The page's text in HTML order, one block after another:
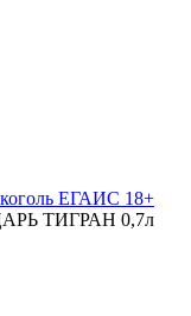
ЕГАИС 18+
ТИГРАН 0,7л